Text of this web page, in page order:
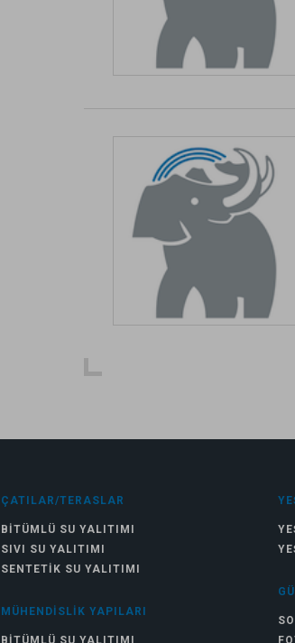
ÇATILAR/TERASLAR
BITÜMLÜ SU YALITIMI
SIVI SU YALITIMI
SENTETIK SU YALITIMI
MÜHENDISLIK YAPILARI
BITÜMLÜ SU YALITIMI